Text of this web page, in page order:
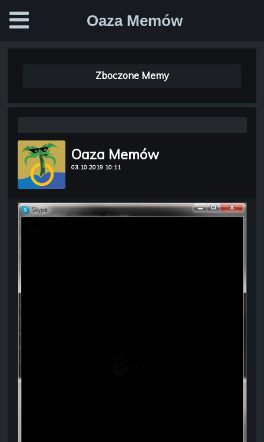
Oaza Memów
Zboczone Memy
Oaza Memów
03.10.2019 10:11